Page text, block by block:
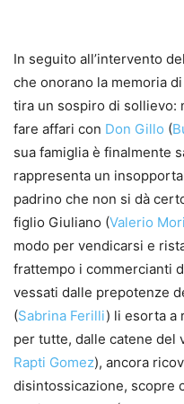
In seguito all’intervento
che onorano la memoria di
tira un sospiro di sollievo:
fare affari con Don Gillo (
sua famiglia è finalmente
rappresenta un
padrino che non si dà
figlio Giuliano (Valerio
modo per vendicarsi e
frattempo i commercianti
vessati dalle prepotenze
(Sabrina Ferilli) li esorta a
per tutte, dalle catene del
Rapti Gomez), ancora
disintossicazione, scopre